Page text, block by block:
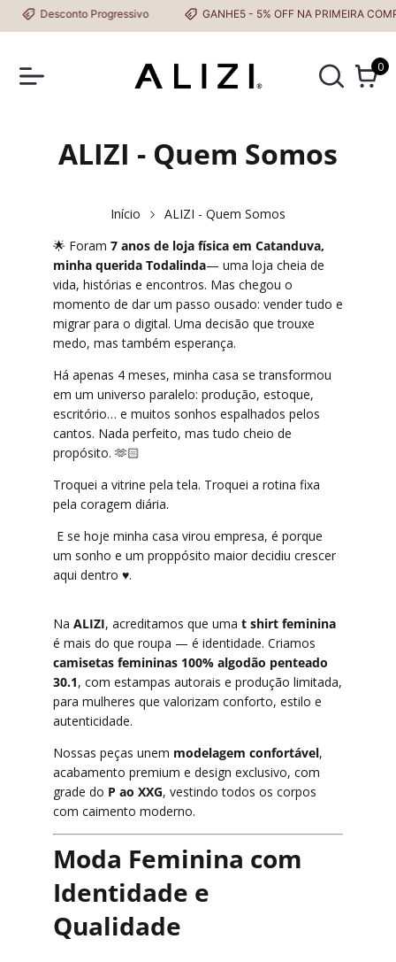
Desconto Progressivo GANHE5 - 5% OFF NA PRIMEIRA
0
ALIZI - Quem Somos
Início
ALIZI - Quem Somos
🌟 Foram 7 anos de loja física em Catanduva,
minha querida Todalinda— uma loja cheia de
vida, histórias e encontros. Mas chegou o
momento de dar um passo ousado: vender tudo e
migrar para o digital. Uma decisão que trouxe
medo, mas também esperança.
Há apenas 4 meses, minha casa se transformou
em um universo paralelo: produção, estoque,
escritório… e muitos sonhos espalhados pelos
cantos. Nada perfeito, mas tudo cheio de
propósito. 🫶🏻
Troquei a vitrine pela tela. Troquei a rotina fixa
pela coragem diária.
um sonho e um proppósito maior decidiu crescer
aqui dentro ♥.
Na ALIZI, acreditamos que uma t shirt feminina
é mais do que roupa — é identidade. Criamos
camisetas femininas 100% algodão penteado
30.1, com estampas autorais e produção limitada,
para mulheres que valorizam conforto, estilo e
autenticidade.
Nossas peças unem modelagem confortável,
acabamento premium e design exclusivo, com
grade do P ao XXG, vestindo todos os corpos
com caimento moderno.
Moda Feminina com
Identidade e
Qualidade